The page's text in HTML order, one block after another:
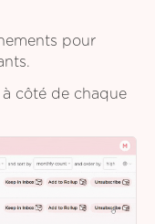
pour
à côté de chaque